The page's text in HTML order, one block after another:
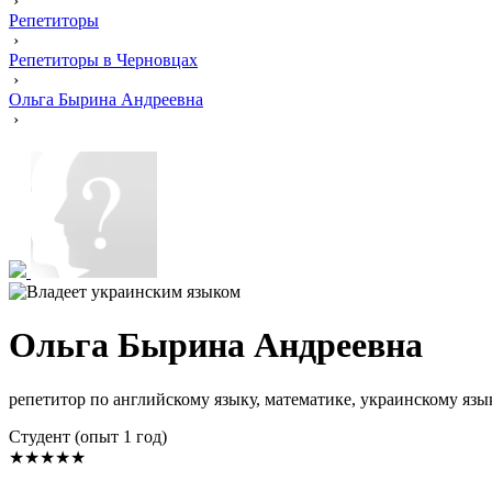
Репетиторы
›
Репетиторы в Черновцах
›
Ольга Бырина Андреевна
›
Ольга Бырина Андреевна
репетитор по английскому языку, математике, украинскому
Cтудент (опыт 1 год)
★★★★★